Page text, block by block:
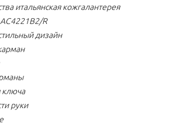
итальянская кожгалантерея
R
дизайн
ключа
руки